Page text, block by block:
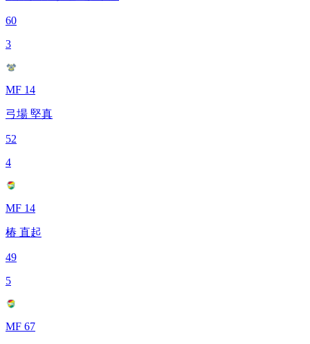
60
3
MF 14
弓場 堅真
52
4
MF 14
椿 直起
49
5
MF 67